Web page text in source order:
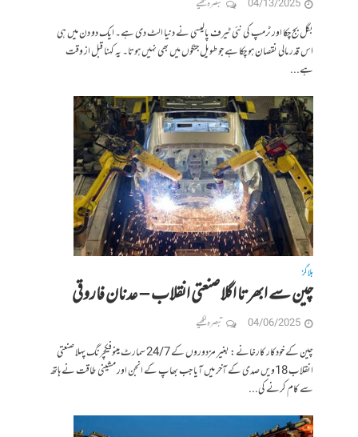
04/13/2025 تبصرہ لکھیے
بگل بج چکا اور ٹرمپ کی نئی ٹیرف پالیسی نے دنیا الٹ دی ہے۔ ایک دو دن میں ہی
اس قدر مالی نقصان ہو چکا ہے جو طویل جنگوں میں بھی نہیں ہوتا۔ یہ کہنا قبل از وقت
ہے...
بلاگز
چین سے ابھرتا اگلا صنعتی انقلاب – عدنان فاروقی
04/06/2025 تبصرہ لکھیے
چین کے خودکار کارخانے: بغیر مزدوروں کے 24/7 سمارٹ مینوفیکچرنگ پہلا صنعتی
انقلاب 18ویں صدی کے آخر میں آیا جب بھاپ کے انجن اور مشینی طاقت نے ہاتھ
سے کام کرنے کی...